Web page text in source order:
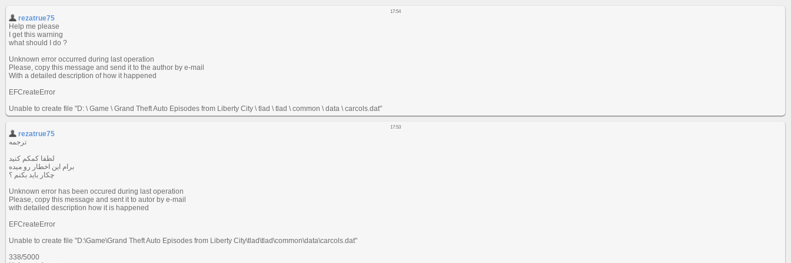
17:54
rezatrue75
Help me please
I get this warning
what should I do ?
Unknown error occurred during last operation
Please, copy this message and send it to the author by e-mail
With a detailed description of how it happened
EFCreateError
Unable to create file "D: \ Game \ Grand Theft Auto Episodes from Liberty City \ tlad \ tlad \ common \ data \ carcols.dat"
17:53
rezatrue75
ترجمه
لطفا کمکم کنید
برام این اخطار رو میده
چکار باید بکنم ؟
Unknown error has been occured during last operation
Please, copy this message and sent it to autor by e-mail
with detailed description how it is happened
EFCreateError
Unable to create file "D:\Game\Grand Theft Auto Episodes from Liberty City\tlad\tlad\common\data\carcols.dat"
338/5000